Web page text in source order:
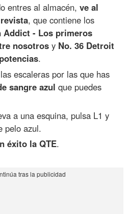
entres al almacén,ve al
, que contiene los
Addict - Los primeros
nosotros y No. 36 Detroit
.
escaleras por las que has
sangre azul que puedes
a una esquina, pulsa L1 y
pelo azul.
éxito la QTE.